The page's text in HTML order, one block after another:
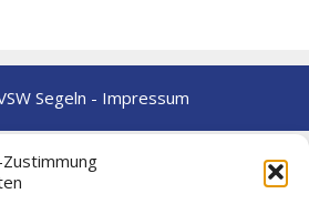
Segeln - Impressum